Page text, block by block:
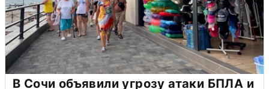
В Сочи объявили угрозу атаки БПЛА и